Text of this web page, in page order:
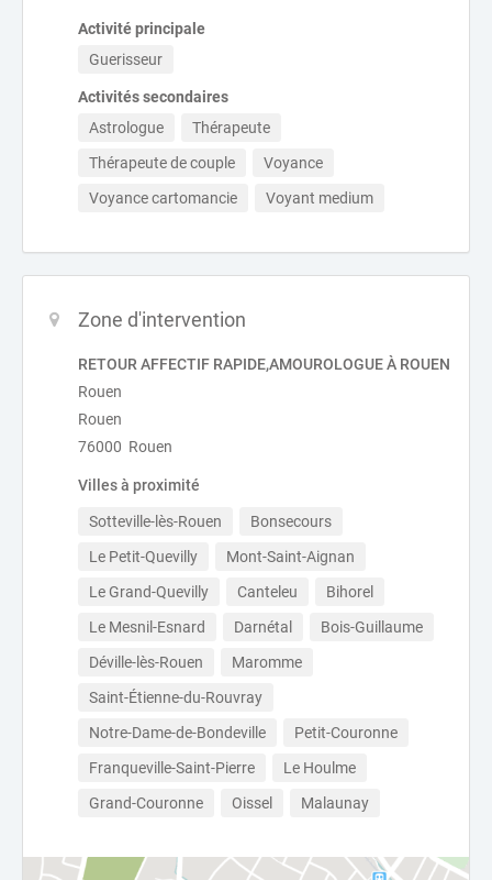
Activité principale
Guerisseur
Activités secondaires
Astrologue
Thérapeute
Thérapeute de couple
Voyance
Voyance cartomancie
Voyant medium
Zone d'intervention
RETOUR AFFECTIF RAPIDE,AMOUROLOGUE À ROUEN
Rouen
Rouen
76000 Rouen
Villes à proximité
Sotteville-lès-Rouen
Bonsecours
Le Petit-Quevilly
Mont-Saint-Aignan
Le Grand-Quevilly
Canteleu
Bihorel
Le Mesnil-Esnard
Darnétal
Bois-Guillaume
Déville-lès-Rouen
Maromme
Saint-Étienne-du-Rouvray
Notre-Dame-de-Bondeville
Petit-Couronne
Franqueville-Saint-Pierre
Le Houlme
Grand-Couronne
Oissel Malaunay